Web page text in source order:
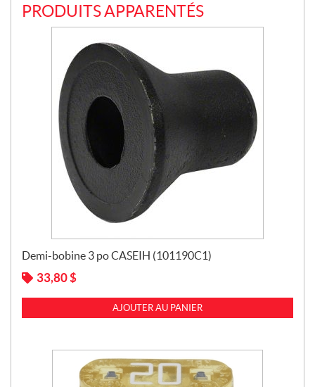
PRODUITS APPARENTÉS
Demi-bobine 3 po CASEIH (101190C1)
33,80$
AJOUTER AU PANIER